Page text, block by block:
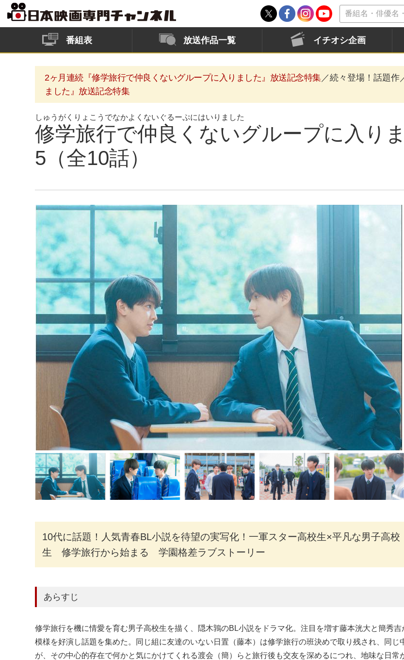
番組表 放送作品一覧 イチオシ企画
2ヶ月連続『修学旅行で仲良くないグループに入りました』放送記念特集／続々登場！話題作
ました』放送記念特集
しゅうがくりょこうでなかよくないぐるーぷにはいりました
修学旅行で仲良くないグループに入り
5（全10話）
10代に話題！人気青春BL小説を待望の実写化！一軍スター高校生×平凡な男子高校
生 修学旅行から始まる 学園格差ラブストーリー
あらすじ
修学旅行を機に情愛を育む男子高校生を描く、隠木鶉のBL小説をドラマ化。注目を増す藤本洸大と簡秀
模様を好演し話題を集めた。同じ組に友達のいない日置（藤本）は修学旅行の班決めで取り残され、同
が、その中心的存在で何かと気にかけてくれる渡会（簡）らと旅行後も交友を深めるにつれ、地味な日常